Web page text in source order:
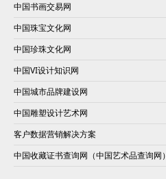
中国书画交易网
中国珠宝文化网
中国珍珠文化网
中国VI设计知识网
中国城市品牌建设网
中国雕塑设计艺术网
客户数据营销解决方案
中国收藏证书查询网（中国艺术品查询网）